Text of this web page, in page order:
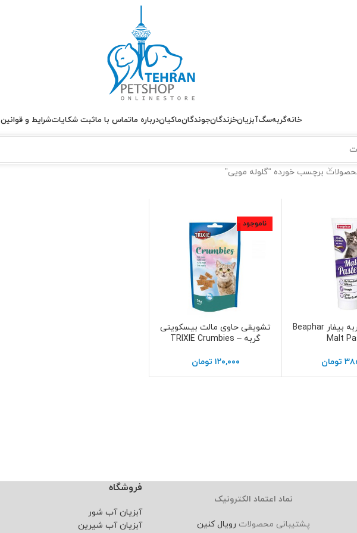
خانهگربهسگآبزیانخزندگانجوندگانماکیاندرباره ماتماس با ماثبت شکایاتشرایط و قوانین
برچسب خورده “گلوله مویی”
خمیر مالت گربه بیفار Beaphar
Malt
تومان
ناموجود
اطلاعات بیشتر
تشویقی حاوی مالت بیسکویتی
گربه – TRIXIE Crumbies
۱۲۰,۰۰۰ تومان
نماد اعتماد الکترونیک
پشتیبانی محصولات رویال کنین
فروشگاه
آبزیان آب شور
آبزیان آب شیرین